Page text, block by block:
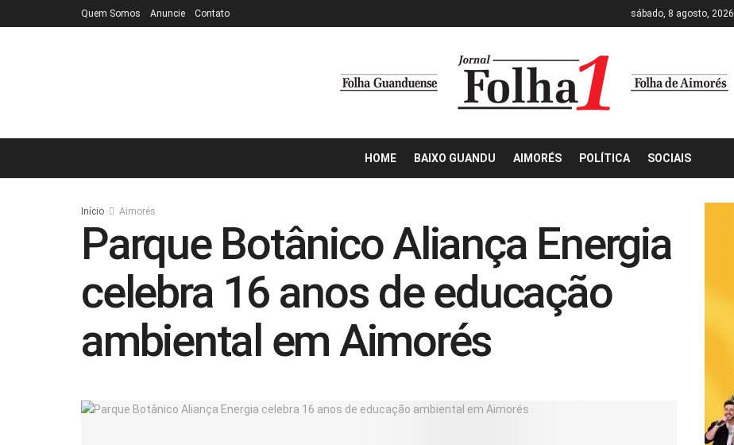
Quem Somos Anuncie Contato sábado, 8 agosto, 2026
HOME BAIXO GUANDU AIMORÉS POLÍTICA SOCIAIS
Início Aimorés
Parque Botânico Aliança Energia
celebra 16 anos de educação
ambiental em Aimorés